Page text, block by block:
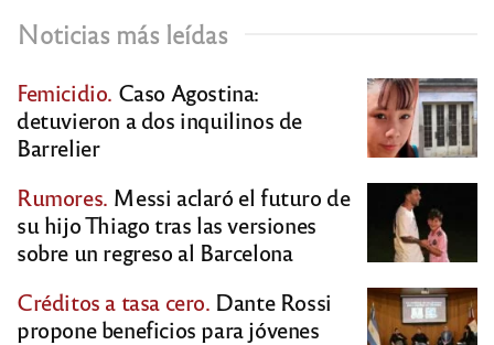
Noticias más leídas
Femicidio. Caso Agostina:
detuvieron a dos inquilinos de
Barrelier
Rumores. Messi aclaró el futuro de
su hijo Thiago tras las versiones
sobre un regreso al Barcelona
Créditos a tasa cero. Dante Rossi
propone beneficios para jóvenes